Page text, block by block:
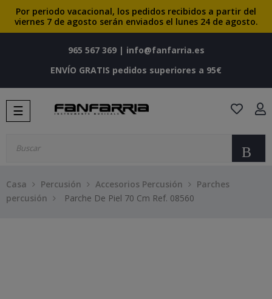
Por periodo vacacional, los pedidos recibidos a partir del
viernes 7 de agosto serán enviados el lunes 24 de agosto.
965 567 369| info@fanfarria.es
ENVÍO GRATIS pedidos superiores a 95€
Navegación
de
☰
Casa Percusión Accesorios Percusión
Parches
percusión
Parche De Piel 70 Cm Ref. 08560